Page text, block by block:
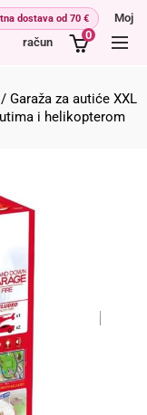
Moj
račun
0
/ Garaža za autiće XXL
i helikopterom